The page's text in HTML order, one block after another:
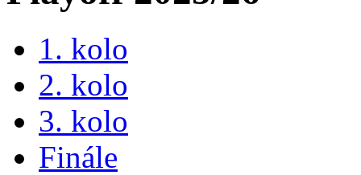
1. kolo
2. kolo
3. kolo
Finále